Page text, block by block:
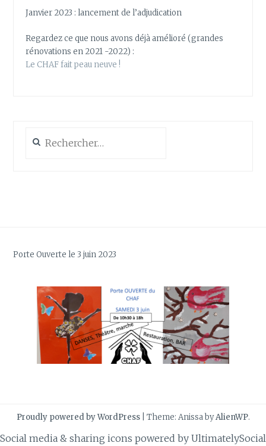
Janvier 2023 : lancement de l’adjudication
Regardez ce que nous avons déjà amélioré (grandes
rénovations en 2021 -2022) :
Le CHAF fait peau neuve !
Porte Ouverte le 3 juin 2023
Proudly powered by WordPress Theme: Anissa byAlienWP.
Social media & sharing icons powered by UltimatelySocial